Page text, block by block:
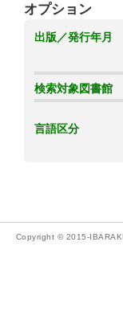
オプション
出版／発行年月
検索対象図書館
言語区分
Copyright © 2015-